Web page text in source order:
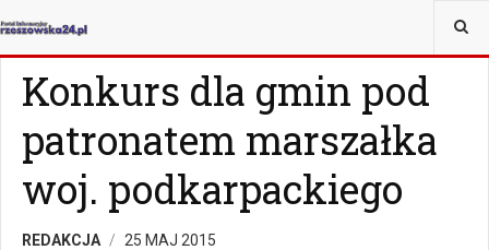
JESTEŚ TUTAJ:
Konkurs dla gmin pod
patronatem marszałka
woj. podkarpackiego
REDAKCJA 25 MAJ 2015